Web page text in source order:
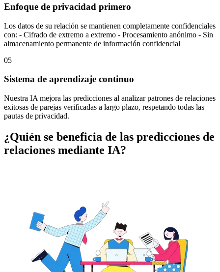
Enfoque de privacidad primero
Los datos de su relación se mantienen completamente confidenciales
con: - Cifrado de extremo a extremo - Procesamiento anónimo - Sin
almacenamiento permanente de información confidencial
05
Sistema de aprendizaje continuo
Nuestra IA mejora las predicciones al analizar patrones de relaciones
exitosas de parejas verificadas a largo plazo, respetando todas las
pautas de privacidad.
¿Quién se beneficia de las predicciones de
relaciones mediante IA?